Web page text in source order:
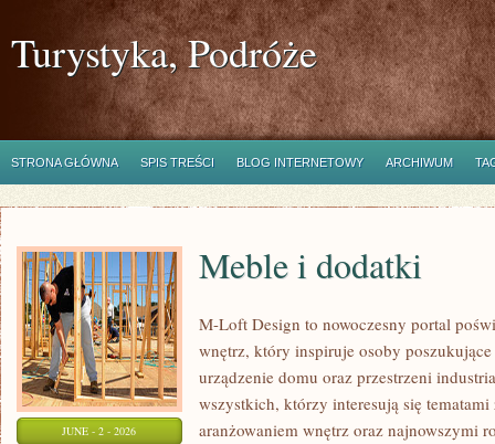
Turystyka, Podróże
STRONA GŁÓWNA SPIS TREŚCI BLOG INTERNETOWY ARCHIWUM
JUNE - 2 - 2026
Meble i dodatki
M-Loft Design to nowoczesny portal
wnętrz, który inspiruje osoby
urządzenie domu oraz przestrzeni
wszystkich, którzy interesują się
aranżowaniem wnętrz oraz najnowszymi